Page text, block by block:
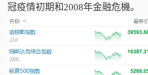
冠疫情初期和2008年金融危機。